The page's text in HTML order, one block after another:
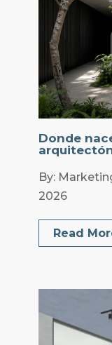
Donde
By:
2026
Read